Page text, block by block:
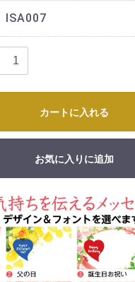
ISA007
カートに入れる
お気に入りに追加